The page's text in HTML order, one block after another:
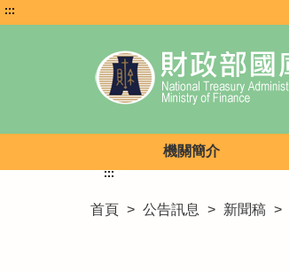
:::
機關簡介
首頁 > 公告訊息 > 新聞稿 >
:::